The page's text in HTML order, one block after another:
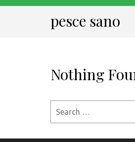
pesce sano
Nothing